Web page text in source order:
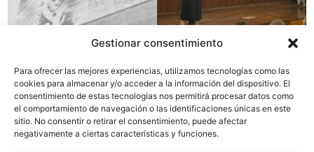
Gestionar consentimiento
Para ofrecer las mejores experiencias, utilizamos tecnologías como las
cookies para almacenar y/o acceder a la información del dispositivo. El
consentimiento de estas tecnologías nos permitirá procesar datos como
el comportamiento de navegación o las identificaciones únicas en este
sitio. No consentir o retirar el consentimiento, puede afectar
negativamente a ciertas características y funciones.